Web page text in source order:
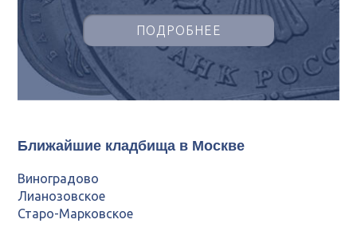
ПОДРОБНЕЕ
Ближайшие кладбища в Москве
Виноградово
Лианозовское
Старо-Марковское